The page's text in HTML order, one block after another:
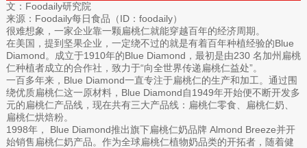
文：Foodaily研究院
来源：Foodaily每日食品（ID：foodaily）
很难想象，一家企业靠一颗扁桃仁就能穿越百年的经济周期。
在美国，提到坚果企业，一定绕不过的就是有着百年种植经验的Blue
Diamond。成立于1910年的Blue Diamond，最初是由230 名加州扁桃
仁种植者成立的合作社，致力于“向全世界传递扁桃仁益处”。
一百多年来，Blue Diamond一直专注于扁桃仁的生产和加工。通过围
绕优质扁桃仁这一原材料，Blue Diamond自1949年开始便不断开发多
元的扁桃仁产品线，现在共有三大产品线：扁桃仁零食、扁桃仁奶、
扁桃仁烘焙粉。
1998年， Blue Diamond推出旗下扁桃仁奶品牌 Almond Breeze并开
始销售扁桃仁奶产品。作为全球扁桃仁植物奶品类的开拓者，随着健